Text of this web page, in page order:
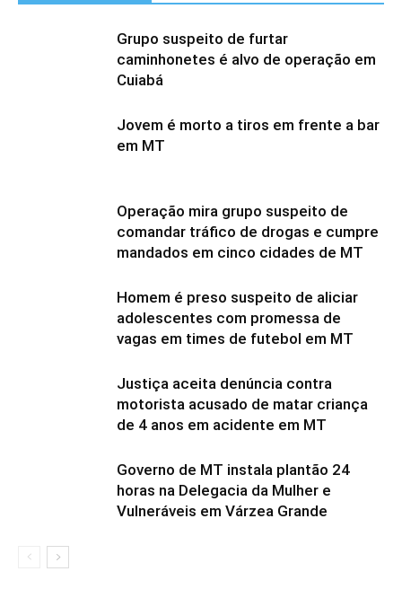
Grupo suspeito de furtar
caminhonetes é alvo de operação em
Cuiabá
Jovem é morto a tiros em frente a bar
em MT
Operação mira grupo suspeito de
comandar tráfico de drogas e cumpre
mandados em cinco cidades de MT
Homem é preso suspeito de aliciar
adolescentes com promessa de
vagas em times de futebol em MT
Justiça aceita denúncia contra
motorista acusado de matar criança
de 4 anos em acidente em MT
Governo de MT instala plantão 24
horas na Delegacia da Mulher e
Vulneráveis em Várzea Grande